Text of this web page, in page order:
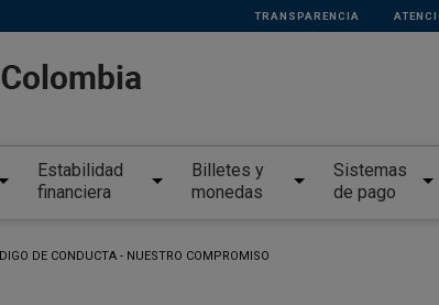
TRANSPARENCIA
Estabilidad
financiera
Billetes y
monedas
Sistemas
de pago
DE CONDUCTA - NUESTRO COMPROMISO